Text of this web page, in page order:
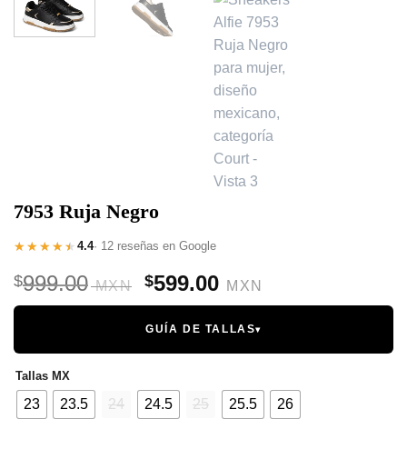
7953 Ruja Negro
4.4· 12 reseñas en Google
$999.00
Original
price
was:
$999.00.
$599.00
price
$599.00.
GUÍA DE TALLAS▾
Tallas MX
23 23.5 24 24.5 25 25.5 26